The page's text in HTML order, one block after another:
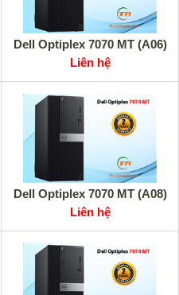
Dell Optiplex 7070 MT (A06)
Liên hệ
Dell Optiplex 7070 MT (A08)
Liên hệ